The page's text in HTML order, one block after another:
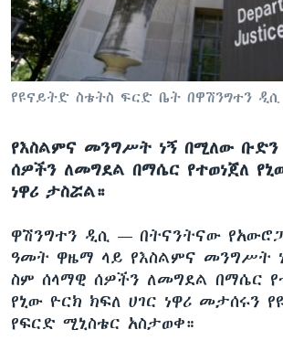
ቋንቋዎች
የዩናይትድ ስቴትስ ፍርድ ቤት በዋሽንግተን
የእስልምና መንግሥት ነኝ በሚለው ቡድን
ሰዎችን ለመግደል በማሴር የተወነጀለ
ነዋሪ ታስሯል።
ዋሽንግተን ዲሲ — በትናንትናው
ዓመት ዋዜማ ላይ የእስልምና መንግሥት
ስም ሰላማዊ ሰዎችን ለመግደል በማሴር
የኒው ዮርክ ክፍለ ሀገር ነዋሪ መታሰሩን
የፍርድ ሚኒስቴር አስታወቀ።